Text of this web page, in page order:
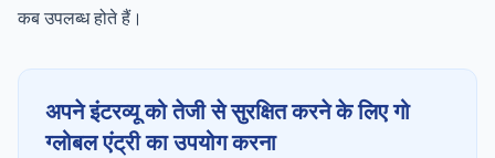
कब उपलब्ध होते हैं।
अपने इंटरव्यू को तेजी से सुरक्षित करने के लिए गो
ग्लोबल एंट्री का उपयोग करना